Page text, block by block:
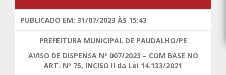
PUBLICADO EM: 31/07/2023 ÀS 15:43
PREFEITURA MUNICIPAL DE PAUDALHO/PE
AVISO DE DISPENSA Nº 007/2023 – COM BASE NO
ART. Nº 75, INCISO II da Lei 14.133/2021